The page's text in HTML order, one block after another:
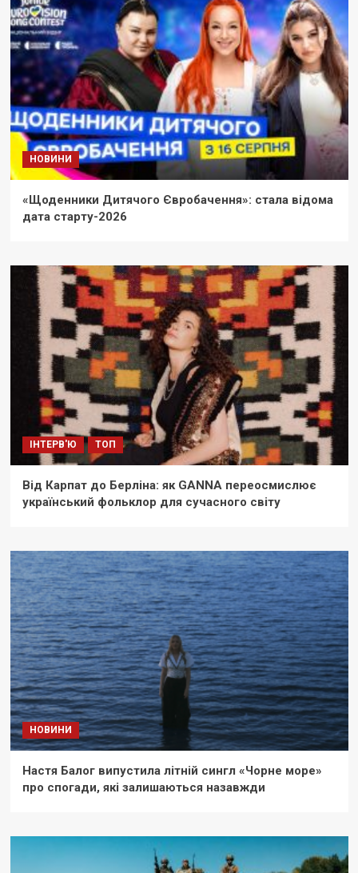
НОВИНИ
«Щоденники Дитячого Євробачення»: стала відома
дата старту-2026
ІНТЕРВ'Ю ТОП
Від Карпат до Берліна: як GANNA переосмислює
український фольклор для сучасного світу
НОВИНИ
Настя Балог випустила літній сингл «Чорне море»
про спогади, які залишаються назавжди